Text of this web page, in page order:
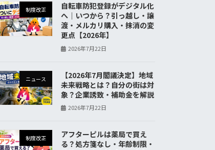
制度改正
自転車防犯登録がデジタル化
へ｜いつから？引っ越し・譲
渡・メルカリ購入・抹消の変
更点【2026年】
2026年7月22日
ニュース
【2026年7月閣議決定】地域
未来戦略とは？自分の街は対
象？企業誘致・補助金を解説
2026年7月22日
制度改正
アフターピルは薬局で買え
る？処方箋なし・年齢制限・